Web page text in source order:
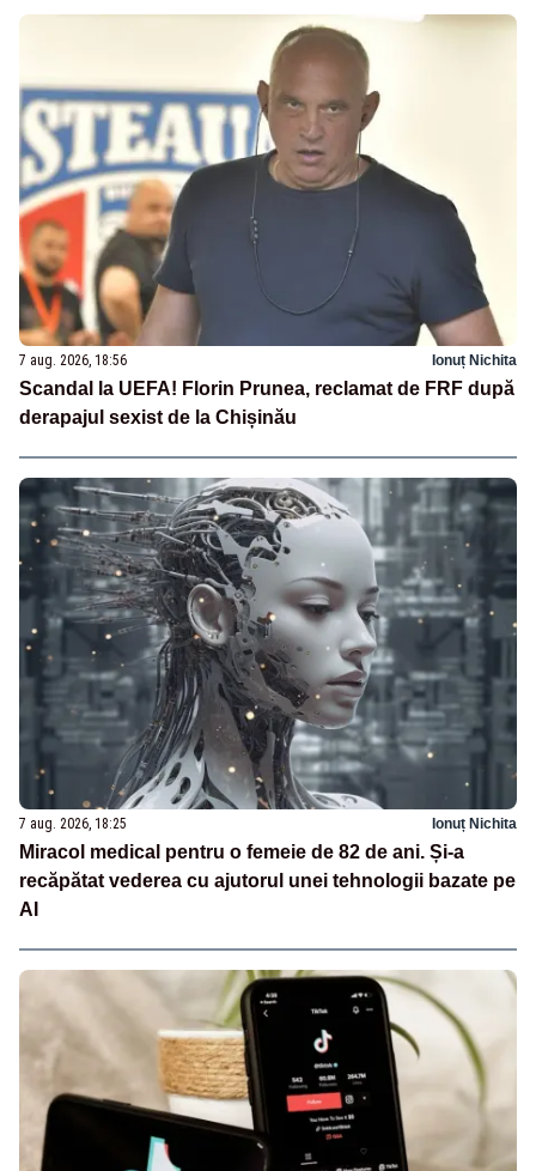
7 aug. 2026, 18:56 Ionuț Nichita
Scandal la UEFA! Florin Prunea, reclamat de FRF după
derapajul sexist de la Chișinău
7 aug. 2026, 18:25 Ionuț Nichita
Miracol medical pentru o femeie de 82 de ani. Și-a
recăpătat vederea cu ajutorul unei tehnologii bazate pe
AI